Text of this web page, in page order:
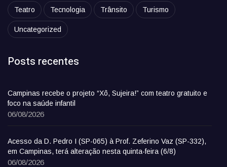
Teatro Tecnologia Trânsito Turismo
Uncategorized
Posts recentes
Campinas recebe o projeto “Xô, Sujeira!” com teatro gratuito e
foco na saúde infantil
06/08/2026
Acesso da D. Pedro I (SP-065) à Prof. Zeferino Vaz (SP-332),
em Campinas, terá alteração nesta quinta-feira (6/8)
06/08/2026